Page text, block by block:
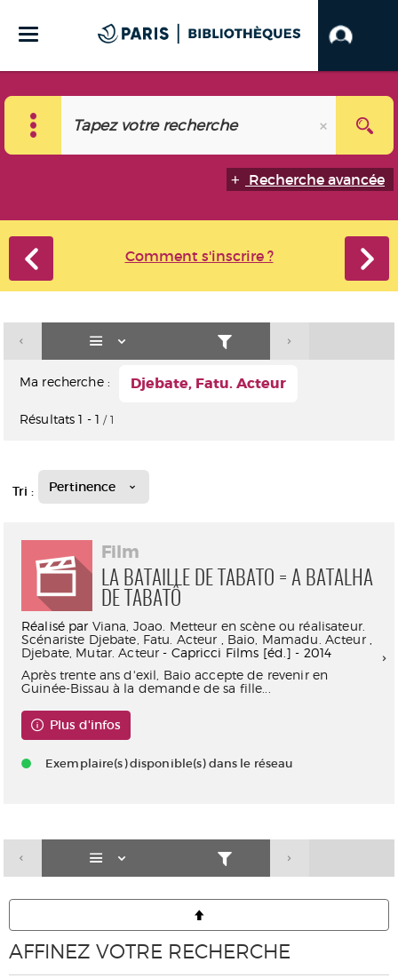
Recherche avancée
Comment s'inscrire ?
Ma recherche : Djebate, Fatu. Acteur
Résultats1 - 1 / 1
Tri : Pertinence
Film
LA BATAILLE DE TABATO = A BATALHA
DE TABATÔ
Réalisé par Viana, Joao. Metteur en scène ou réalisateur.
Scénariste Djebate, Fatu. Acteur Baio, Mamadu. Acteur,
Djebate, Mutar. Acteur - Capricci Films [éd.] - 2014
Après trente ans d'exil, Baio accepte de revenir en
Guinée-Bissau à la demande de sa fille...
Plus d'infos
Exemplaire(s) disponible(s) dans le réseau
AFFINEZ VOTRE RECHERCHE